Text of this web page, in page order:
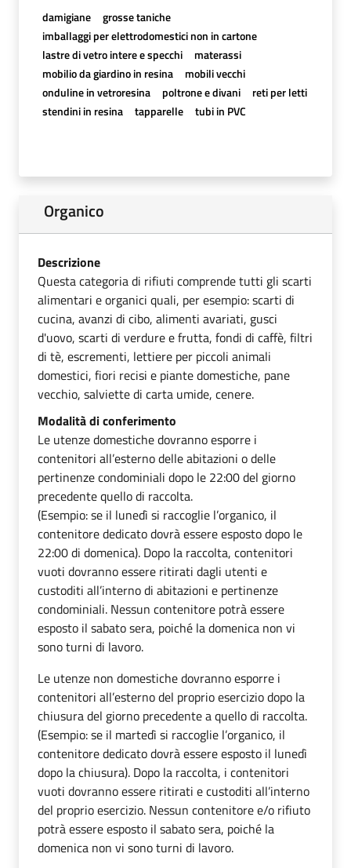
damigiane
grosse taniche
imballaggi per elettrodomestici non in cartone
lastre di vetro intere e specchi
materassi
mobilio da giardino in resina
mobili vecchi
onduline in vetroresina
poltrone e divani
reti per letti
stendini in resina
tapparelle tubi in PVC
Organico
Descrizione
Questa categoria di rifiuti comprende tutti gli scarti
alimentari e organici quali, per esempio: scarti di
cucina, avanzi di cibo, alimenti avariati, gusci
d'uovo, scarti di verdure e frutta, fondi di caffè, filtri
di tè, escrementi, lettiere per piccoli animali
domestici, fiori recisi e piante domestiche, pane
vecchio, salviette di carta umide, cenere.
Modalità di conferimento
Le utenze domestiche dovranno esporre i
contenitori all’esterno delle abitazioni o delle
pertinenze condominiali dopo le 22:00 del giorno
precedente quello di raccolta.
(Esempio: se il lunedì si raccoglie l’organico, il
contenitore dedicato dovrà essere esposto dopo le
22:00 di domenica). Dopo la raccolta, contenitori
vuoti dovranno essere ritirati dagli utenti e
custoditi all’interno di abitazioni e pertinenze
condominiali. Nessun contenitore potrà essere
esposto il sabato sera, poiché la domenica non vi
sono turni di lavoro.
Le utenze non domestiche dovranno esporre i
contenitori all’esterno del proprio esercizio dopo la
chiusura del giorno precedente a quello di raccolta.
(Esempio: se il martedì si raccoglie l’organico, il
contenitore dedicato dovrà essere esposto il lunedì
dopo la chiusura). Dopo la raccolta, i contenitori
vuoti dovranno essere ritirati e custoditi all’interno
del proprio esercizio. Nessun contenitore e/o rifiuto
potrà essere esposto il sabato sera, poiché la
domenica non vi sono turni di lavoro.